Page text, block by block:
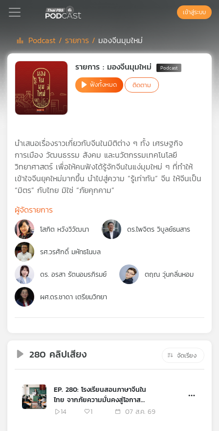
Podcast
เพล
ของ
คุณ
เพลง
บทความ
กิจกรรม
เกี่ยว
เข้าสู่ระบบ
Podcast /รายการ / มองจีนมุมใหม่
รายการ : มองจีนมุมใหม่
ฟังทั้งหมด ติดตาม
นำเสนอเรื่องราวเกี่ยวกับจีนในมิติต่าง ๆ ทั้ง เศรษฐกิจ
การเมือง วัฒนธรรม สังคม และนวัตกรรมเทคโนโลยี
วิทยาศาสตร์ เพื่อให้คนฟังได้รู้จักจีนในแง่มุมใหม่ ๆ ที่ทำให้
เข้าใจจีนยุคใหม่มากขึ้น นำไปสู่ความ “รู้เท่าทัน” จีน ให้จีนเป็น
“มิตร” กับไทย มิใช่ “ภัยคุกคาม”
ผู้จัดรายการ
โสภิต หวังวิวัฒนา ดร.ไพจิตร วิบูลย์ธนสาร
รศ.วรศักดิ์ มหัทธโนบล
ดร. อรสา รัตนอมรภิรมย์ ตฤณ วุ่นกลิ่นหอม
ผศ.ดร.ชาดา เตรียมวิทยา
280 คลิปเสียง จัดเรียง
EP. 280: โรงเรียนสอนภาษาจีนใน
ไทย จากภัยความมั่นคงสู่โอกาส
ทางเศรษฐกิจ
14 1 07 ส.ค. 69